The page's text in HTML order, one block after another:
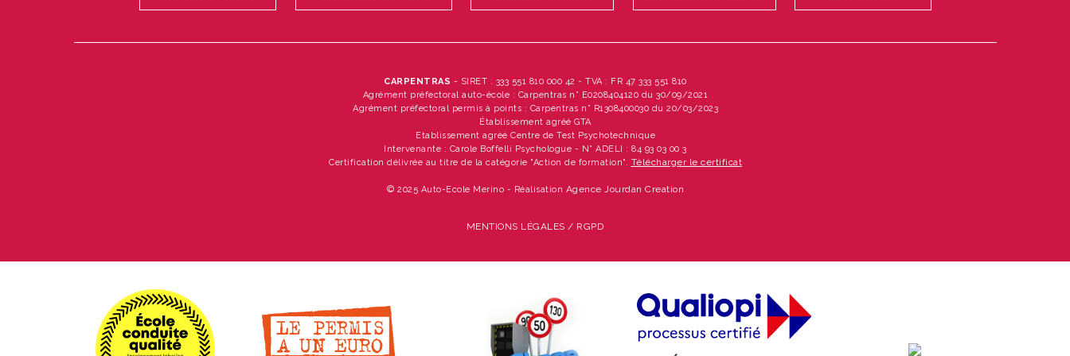
CARPENTRAS - SIRET : 333 551 810 000 42 - TVA : FR 47 333 551 810
Agrément préfectoral auto-école : Carpentras n° E0208404120 du 30/09/2021
Agrément préfectoral permis à points : Carpentras n° R1308400030 du 20/03/2023
Établissement agréé GTA
Etablissement agréé Centre de Test Psychotechnique
Intervenante : Carole Boffelli Psychologue - N° ADELI : 84 93 03 00 3
Certification délivrée au titre de la catégorie "Action de formation". Télécharger le certificat
© 2025 Auto-Ecole Merino - Réalisation Agence Jourdan Creation
MENTIONS LÉGALES / RGPD